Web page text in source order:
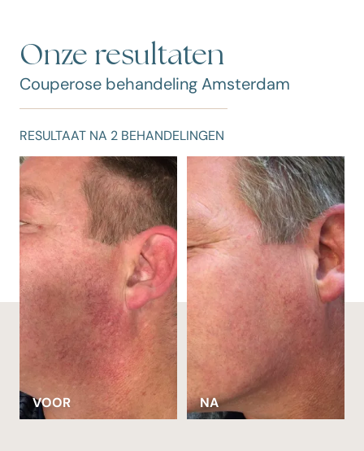
Onze resultaten
Couperose behandeling Amsterdam
RESULTAAT NA 2 BEHANDELINGEN
VOOR NA